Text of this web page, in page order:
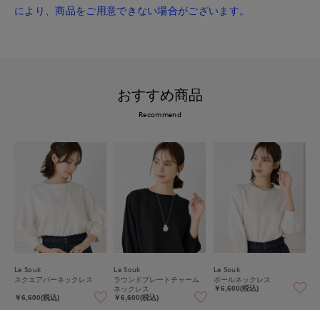
により、商品をご用意できない場合がございます。
おすすめ商品
Recommend
Le Souk
スクエアバーネックレス
￥6,600(税込)
Le Souk
ラウンドプレートチャーム
ネックレス
￥6,600(税込)
Le Souk
ボールネックレス
￥6,600(税込)